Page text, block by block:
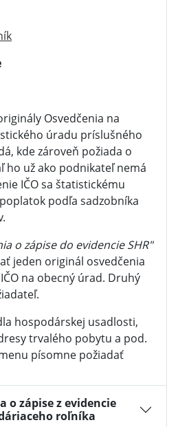
Osvedčenia na
úradu príslušného
kde zároveň požiada o
ho už ako podnikateľ nemá
IČO sa štatistickému
podľa sadzobníka
o zápise do evidencie SHR"
jeden originál osvedčenia
na obecný úrad. Druhý
hospodárskej usadlosti,
trvalého pobytu a pod.
písomne požiadať
o zápise z evidencie
roľníka